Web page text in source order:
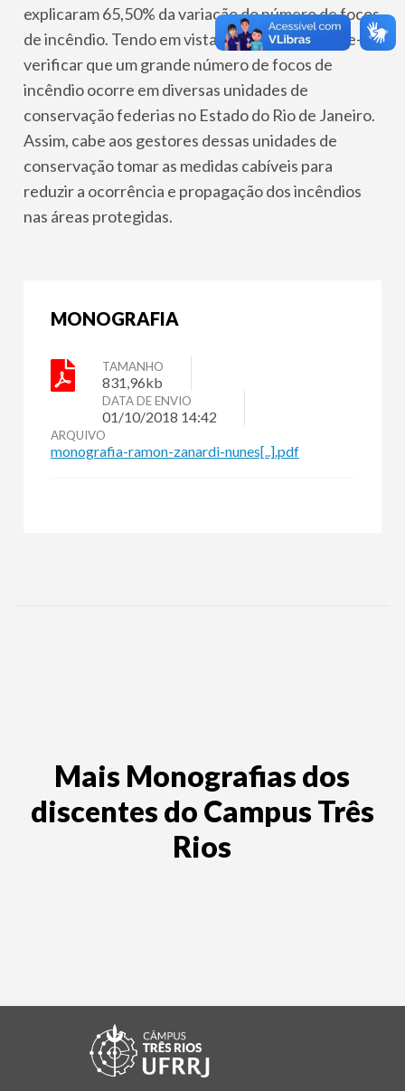
explicaram 65,50% da variação do número de focos
de incêndio. Tendo em vista os resultados, pode-se
verificar que um grande número de focos de
incêndio ocorre em diversas unidades de
conservação federias no Estado do Rio de Janeiro.
Assim, cabe aos gestores dessas unidades de
conservação tomar as medidas cabíveis para
reduzir a ocorrência e propagação dos incêndios
nas áreas protegidas.
MONOGRAFIA
TAMANHO
831,96kb
DATA DE ENVIO
01/10/2018 14:42
ARQUIVO
monografia-ramon-zanardi-nunes[..].pdf
Mais Monografias dos
discentes do Campus Três
Rios